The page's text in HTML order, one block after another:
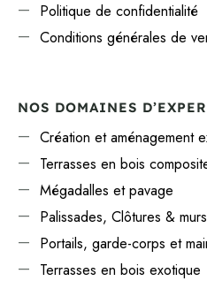
Politique de confidentialité
Conditions générales de
NOS DOMAINES
Création et aménagement
Terrasses en bois
Mégadalles et pavage
Palissades, Clôtures &
Portails, garde-corps et
Terrasses en bois exotique